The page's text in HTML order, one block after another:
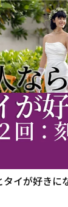
タイが好きに